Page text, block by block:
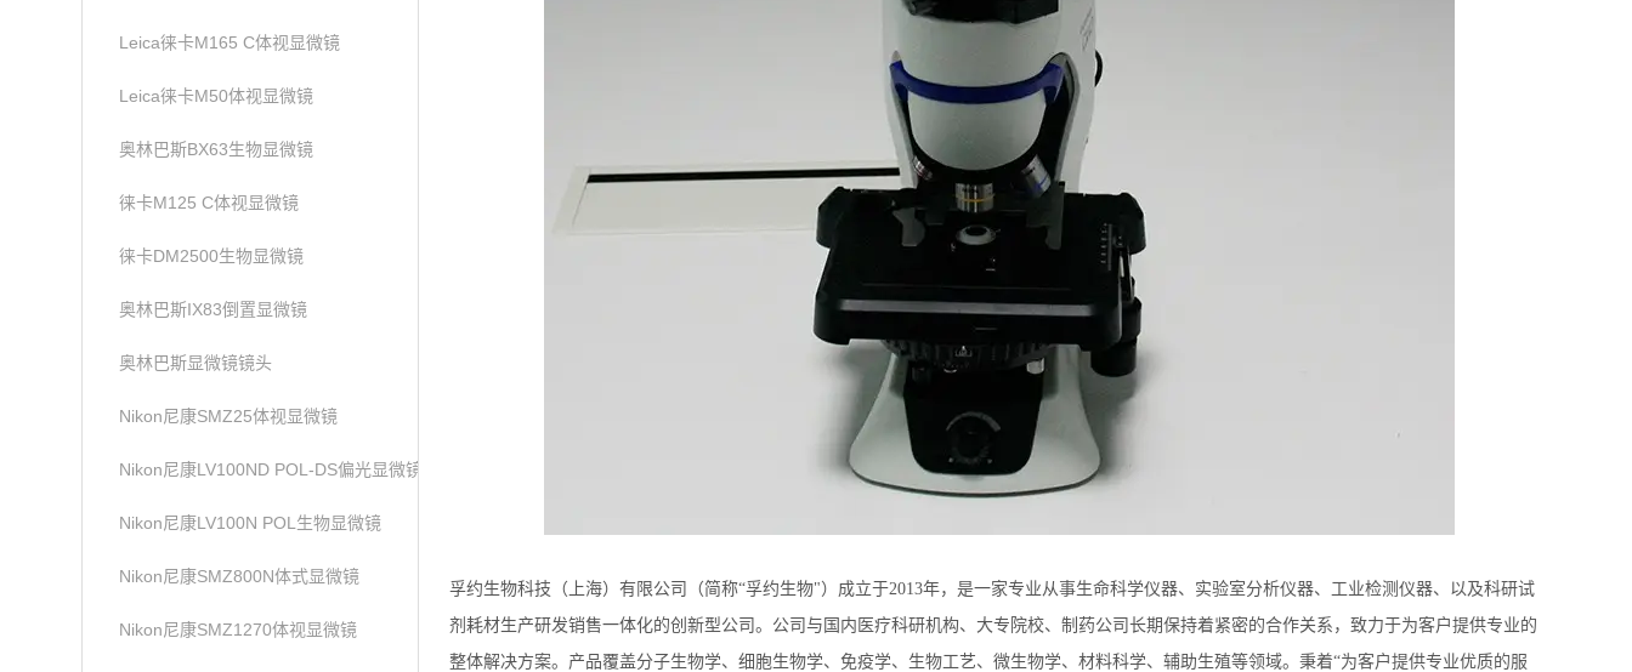
Leica徕卡M165 C体视显微镜
Leica徕卡M50体视显微镜
奥林巴斯BX63生物显微镜
徕卡M125 C体视显微镜
徕卡DM2500生物显微镜
奥林巴斯IX83倒置显微镜
奥林巴斯显微镜镜头
Nikon尼康SMZ25体视显微镜
Nikon尼康LV100ND POL-DS偏光显微镜
Nikon尼康LV100N POL生物显微镜
Nikon尼康SMZ800N体式显微镜
Nikon尼康SMZ1270体视显微镜
孚约生物科技（上海）有限公司（简称“孚约生物"）成立于2013年，是一家专业从事生命科学仪器、实验室分析仪器、工业检测仪器、以及科研试
剂耗材生产研发销售一体化的创新型公司。公司与国内医疗科研机构、大专院校、制药公司长期保持着紧密的合作关系，致力于为客户提供专业的
整体解决方案。产品覆盖分子生物学、细胞生物学、免疫学、生物工艺、微生物学、材料科学、辅助生殖等领域。秉着“为客户提供专业优质的服